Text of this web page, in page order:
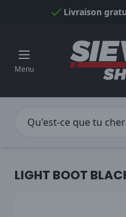
Passer au contenuLivraison
Menu
LIGHT BOOT